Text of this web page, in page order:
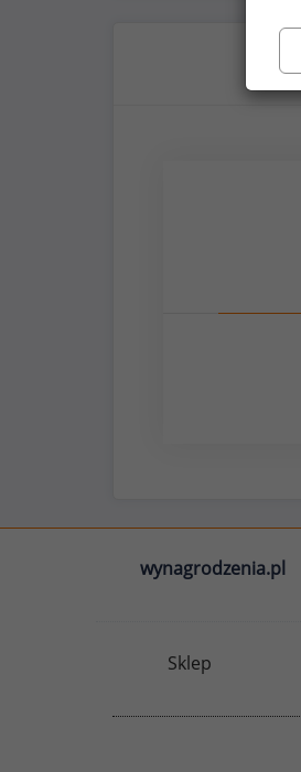
wynagrodzenia.pl
Sklep